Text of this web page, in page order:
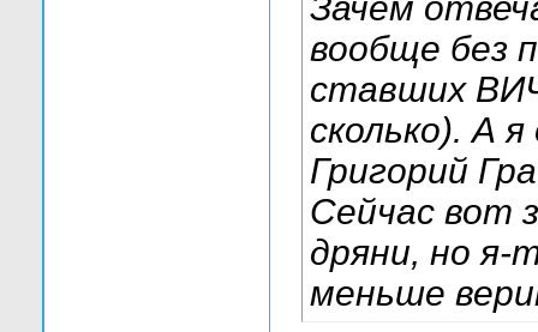
Зачем
вообще без
ставших
сколько). А
Григорий
Сейчас вот
дряни, но я-
меньше